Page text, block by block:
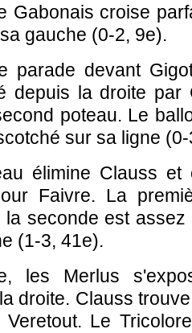
Gabonais croise
gauche (0-2, 9e).
parade devant
depuis la droite par
poteau. Le
sur sa ligne
élimine Clauss
Faivre. La
seconde est
(1-3, 41e).
les Merlus
droite. Clauss
Le